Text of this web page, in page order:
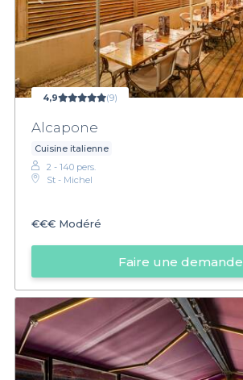
4,9 (9)
Alcapone
Cuisine italienne
2 - 140 pers.
St - Michel
€€€ Modéré
Faire une demande